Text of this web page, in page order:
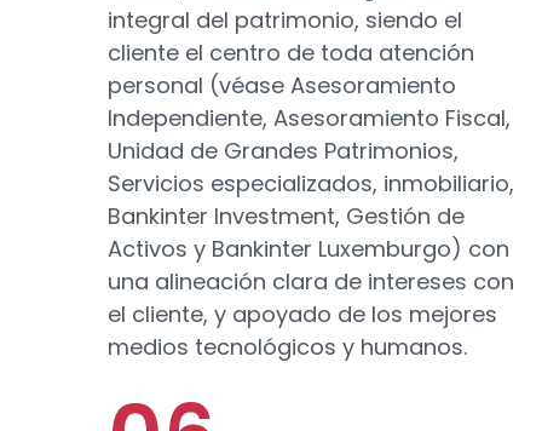
integral del patrimonio, siendo el
cliente el centro de toda atención
personal (véase Asesoramiento
Independiente, Asesoramiento Fiscal,
Unidad de Grandes Patrimonios,
Servicios especializados, inmobiliario,
Bankinter Investment, Gestión de
Activos y Bankinter Luxemburgo) con
una alineación clara de intereses con
el cliente, y apoyado de los mejores
medios tecnológicos y humanos.